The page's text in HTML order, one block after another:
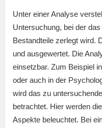
Unter einer Analyse
Untersuchung, bei der
Bestandteile zerlegt wird.
und ausgewertet. Die
einsetzbar. Zum Beispiel
oder auch in der
wird das zu
betrachtet. Hier werden
Aspekte beleuchtet. Bei